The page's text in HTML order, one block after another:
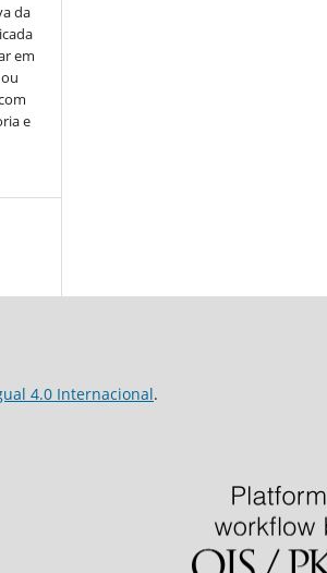
da
em
e
4.0 Internacional.